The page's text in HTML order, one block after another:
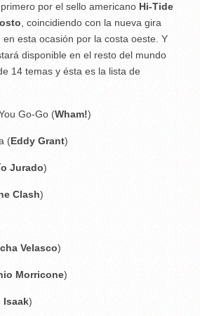
por el sello americano Hi-Tide
, coincidiendo con la nueva gira
esta ocasión por la costa oeste. Y
disponible en el resto del mundo
14 temas y ésta es la lista de
Go-Go (Wham!)
(Eddy Grant)
Jurado)
Clash)
Velasco)
Morricone)
Isaak)